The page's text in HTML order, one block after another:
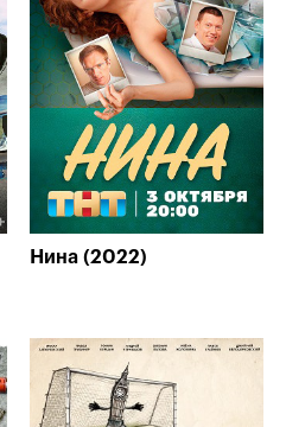
Нина (2022)